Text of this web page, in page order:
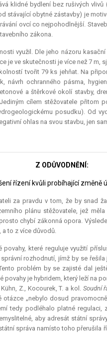
klidné bydlení bez rušivých
stávající obytné zástavby) je
ovcí co nejpohodlnější.
zákona.
využil. Dle jeho názoru
je ve skutečnosti je více než 7 m,
tvořit 79 ks jehňat. Na
návrh ochranného pásma,
a štěrkové okolí stavby,
cílem stěžovatele přitom
posudku). Od
ohlas na svou stavbu, jen
Z ODŮVODNĚNÍ:
řízení kvůli probíhající změně
za pravdu v tom, že by snad
plánu stěžovatele, jež
chybí zákonná opora.
a to z více důvodů.
povahy, které reguluje využití
rozhodnutí, jímž by se
problém by se zajisté dal
je hybridem, který leží na
Z., Kocourek, T. a kol. Soudní
„nebylo dosud
tedy podléhalo platné
aby adresát státní
správa namísto toho přerušila